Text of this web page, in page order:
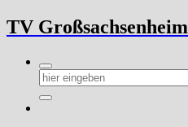
Zum
Inhalt
TV Großsachsenheim